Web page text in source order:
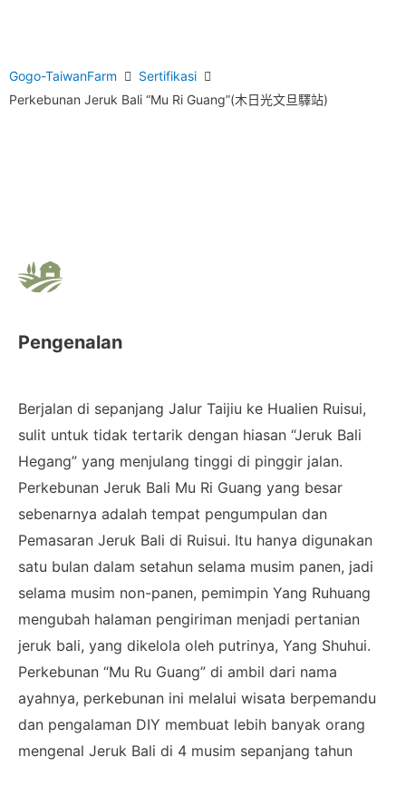
Gogo-TaiwanFarm
Sertifikasi
Perkebunan Jeruk Bali “Mu Ri Guang”(木日光文旦驛站)
Pengenalan
Berjalan di sepanjang Jalur Taijiu ke Hualien Ruisui,
sulit untuk tidak tertarik dengan hiasan “Jeruk Bali
Hegang” yang menjulang tinggi di pinggir jalan.
Perkebunan Jeruk Bali Mu Ri Guang yang besar
sebenarnya adalah tempat pengumpulan dan
Pemasaran Jeruk Bali di Ruisui. Itu hanya digunakan
satu bulan dalam setahun selama musim panen, jadi
selama musim non-panen, pemimpin Yang Ruhuang
mengubah halaman pengiriman menjadi pertanian
jeruk bali, yang dikelola oleh putrinya, Yang Shuhui.
Perkebunan “Mu Ru Guang” di ambil dari nama
ayahnya, perkebunan ini melalui wisata berpemandu
dan pengalaman DIY membuat lebih banyak orang
mengenal Jeruk Bali di 4 musim sepanjang tahun